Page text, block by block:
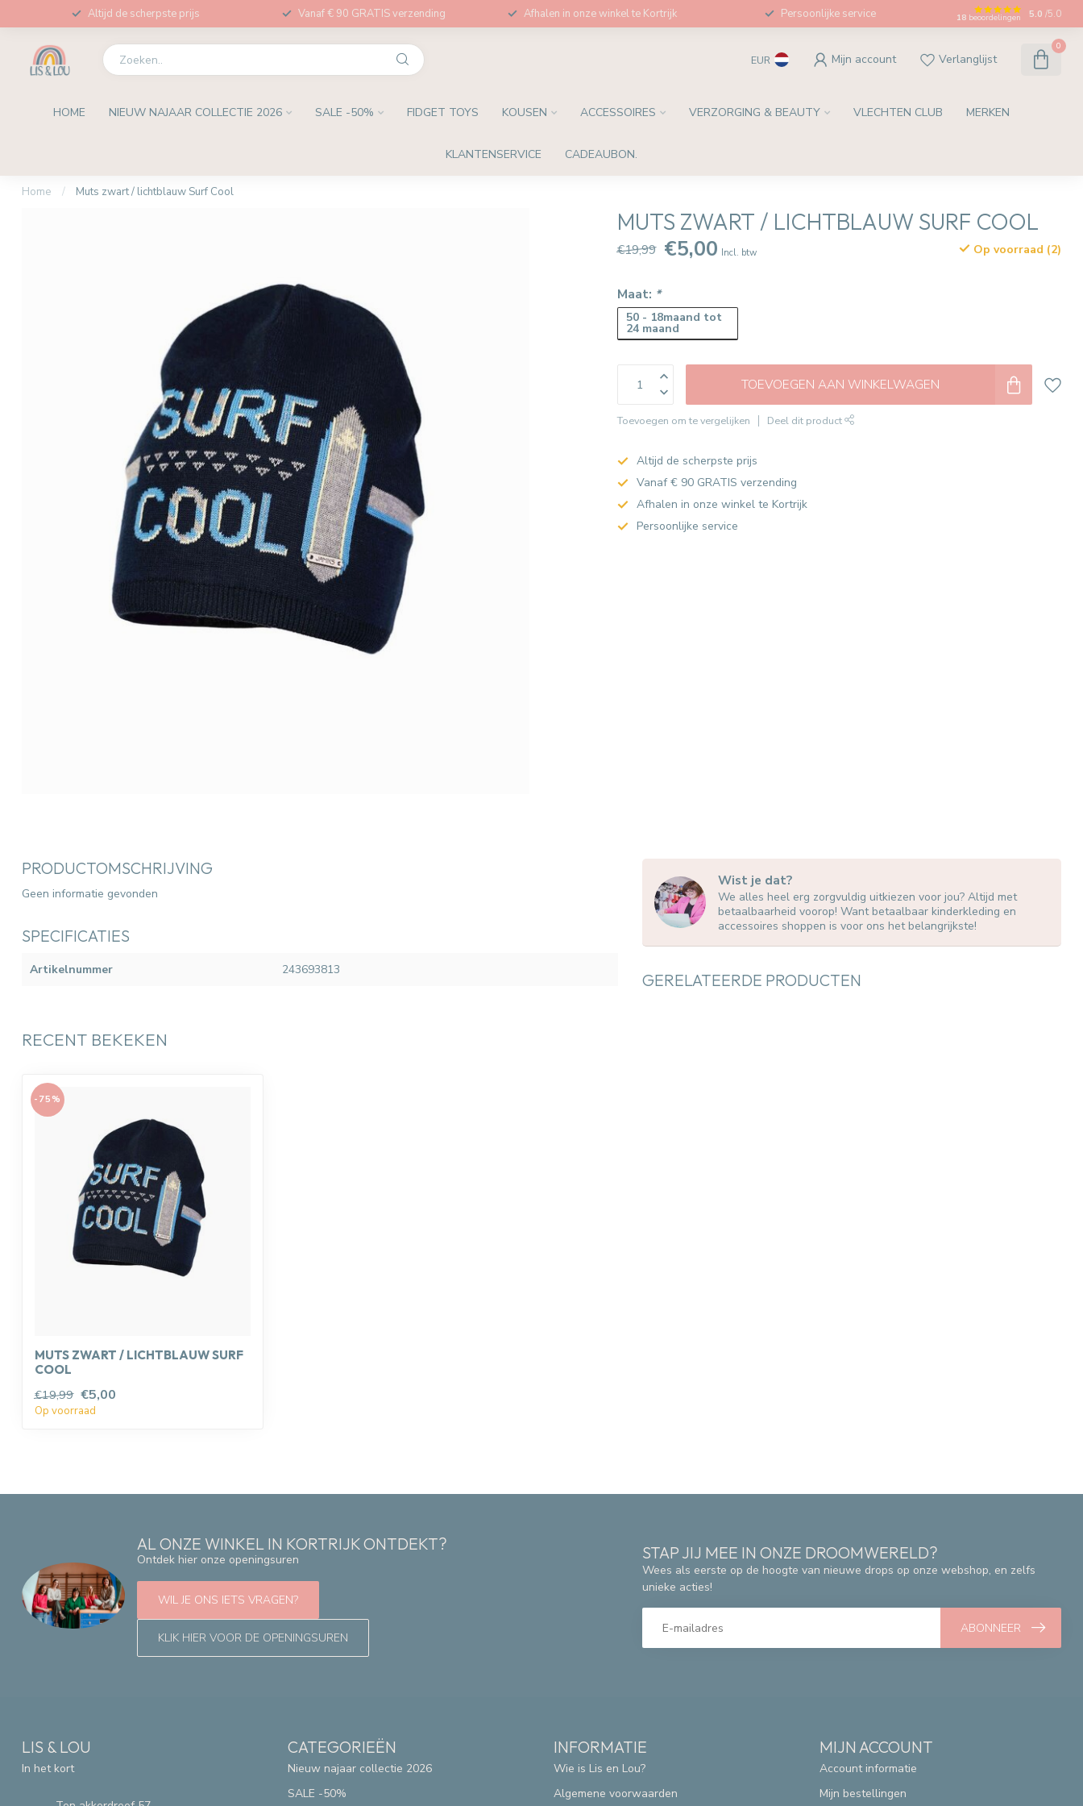
Altijd de scherpste prijs Vanaf € 90 GRATIS verzending Afhalen in onze winkel te Kortrijk Persoonlijke service 18 beoordelingen 5.0 /5.0
EUR Mijn account Verlanglijst
0
HOME NIEUW NAJAAR COLLECTIE 2026 SALE -50% FIDGET TOYS KOUSEN ACCESSOIRES VERZORGING & BEAUTY VLECHTEN CLUB MERKEN
KLANTENSERVICE CADEAUBON.
Home / Muts zwart / lichtblauw Surf Cool
MUTS ZWART / LICHTBLAUW SURF COOL
€19,99 €5,00 Incl. btw Op voorraad (2)
Maat: *
50 - 18maand tot
24 maand
TOEVOEGEN AAN WINKELWAGEN
Toevoegen om te vergelijken Deel dit product
Altijd de scherpste prijs
Vanaf € 90 GRATIS verzending
Afhalen in onze winkel te Kortrijk
Persoonlijke service
PRODUCTOMSCHRIJVING
Geen informatie gevonden
SPECIFICATIES
Artikelnummer 243693813
Wist je dat?
We alles heel erg zorgvuldig uitkiezen voor jou? Altijd met
betaalbaarheid voorop! Want betaalbaar kinderkleding en
accessoires shoppen is voor ons het belangrijkste!
GERELATEERDE PRODUCTEN
RECENT BEKEKEN
-75%
MUTS ZWART / LICHTBLAUW SURF
COOL
€19,99 €5,00
Op voorraad
AL ONZE WINKEL IN KORTRIJK ONTDEKT?
Ontdek hier onze openingsuren
WIL JE ONS IETS VRAGEN?
KLIK HIER VOOR DE OPENINGSUREN
STAP JIJ MEE IN ONZE DROOMWERELD?
Wees als eerste op de hoogte van nieuwe drops op onze webshop, en zelfs
unieke acties!
ABONNEER
LIS & LOU
In het kort
CATEGORIEËN
Nieuw najaar collectie 2026
SALE -50%
INFORMATIE
Wie is Lis en Lou?
Algemene voorwaarden
MIJN ACCOUNT
Account informatie
Mijn bestellingen